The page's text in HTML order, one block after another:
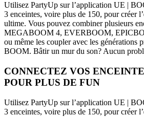
Utilisez PartyUp sur l’application UE |
3 enceintes, voire plus de 150, pour créer
ultime. Vous pouvez combiner plusieurs
MEGABOOM 4, EVERBOOM,
ou même les coupler avec les générations
BOOM. Bâtir un mur du son? Aucun
CONNECTEZ VOS
POUR PLUS DE FUN
Utilisez PartyUp sur l’application UE |
3 enceintes, voire plus de 150, pour créer